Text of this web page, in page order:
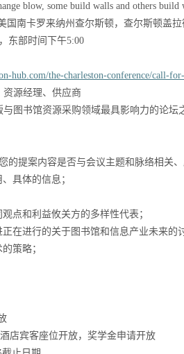
blow, some build walls and others build
国南卡罗来纳州查尔斯顿，查尔斯顿盖
，东部时间下午5:00
hub.com/the-charleston-conference/call-
资源经理、供应商
图书馆资源采购领域最具影响力的论坛
的提案内容是否与会议主题和脉络相关
具体的信息；
点和利益攸关方的多样性代表；
在进行的关于图书馆和信息产业未来的
策略；
店宾客座位开放，奖学金申请开放